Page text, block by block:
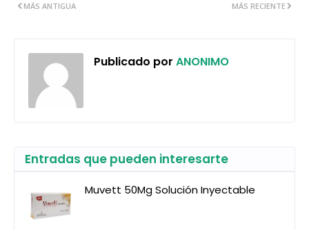
MÁS RECIENTE
MÁS ANTIGUA
Publicado por ANONIMO
Entradas que pueden interesarte
Muvett 50Mg Solución Inyectable